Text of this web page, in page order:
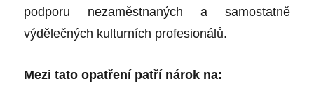
podporu nezaměstnaných a samostatně
výdělečných kulturních profesionálů.
Mezi tato opatření patří nárok na: